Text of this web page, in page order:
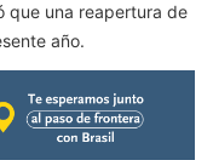
que una reapertura de
año.